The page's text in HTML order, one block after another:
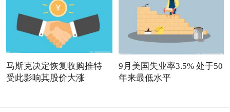
马斯克决定恢复收购推特
受此影响其股价大涨
9月美国失业率3.5% 处于50
年来最低水平